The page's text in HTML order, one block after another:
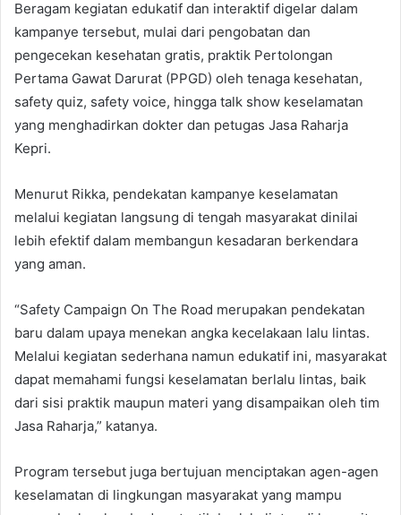
Beragam kegiatan edukatif dan interaktif digelar dalam
kampanye tersebut, mulai dari pengobatan dan
pengecekan kesehatan gratis, praktik Pertolongan
Pertama Gawat Darurat (PPGD) oleh tenaga kesehatan,
safety quiz, safety voice, hingga talk show keselamatan
yang menghadirkan dokter dan petugas Jasa Raharja
Kepri.
Menurut Rikka, pendekatan kampanye keselamatan
melalui kegiatan langsung di tengah masyarakat dinilai
lebih efektif dalam membangun kesadaran berkendara
yang aman.
“Safety Campaign On The Road merupakan pendekatan
baru dalam upaya menekan angka kecelakaan lalu lintas.
Melalui kegiatan sederhana namun edukatif ini, masyarakat
dapat memahami fungsi keselamatan berlalu lintas, baik
dari sisi praktik maupun materi yang disampaikan oleh tim
Jasa Raharja,” katanya.
Program tersebut juga bertujuan menciptakan agen-agen
keselamatan di lingkungan masyarakat yang mampu